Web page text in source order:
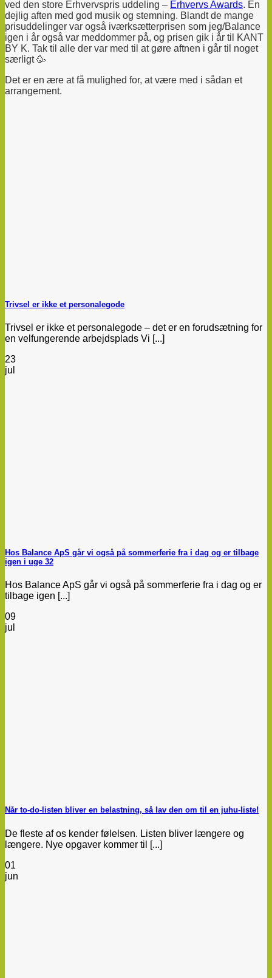
ved den store Erhvervspris uddeling – Erhvervs Awards. En
dejlig aften med god musik og stemning. Blandt de mange
prisuddelinger var også iværksætterprisen som jeg/Balance
igen i år også var meddommer på, og prisen gik i år til KANT
BY K. Tak til alle der var med til at gøre aftnen i går til noget
særligt 🥳
Det er en ære at få mulighed for, at være med i sådan et
arrangement.
Trivsel er ikke et personalegode
Trivsel er ikke et personalegode – det er en forudsætning for
en velfungerende arbejdsplads Vi [...]
23
jul
Hos Balance ApS går vi også på sommerferie fra i dag og er tilbage
igen i uge 32
Hos Balance ApS går vi også på sommerferie fra i dag og er
tilbage igen [...]
09
jul
Når to-do-listen bliver en belastning, så lav den om til en juhu-liste!
De fleste af os kender følelsen. Listen bliver længere og
længere. Nye opgaver kommer til [...]
01
jun